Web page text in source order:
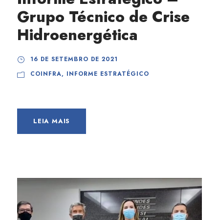
Grupo Técnico de Crise
Hidroenergética
16 DE SETEMBRO DE 2021
COINFRA, INFORME ESTRATÉGICO
LEIA MAIS